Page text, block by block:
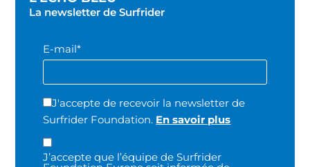
La newsletter de Surfrider
E-mail*
J'accepte de recevoir la newsletter de
Surfrider Foundation. En savoir plus
J’accepte que l’équipe de Surfrider